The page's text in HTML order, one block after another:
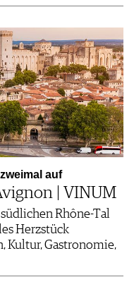
auf
| VINUM
Rhône-Tal
Herzstück
Kultur, Gastronomie,